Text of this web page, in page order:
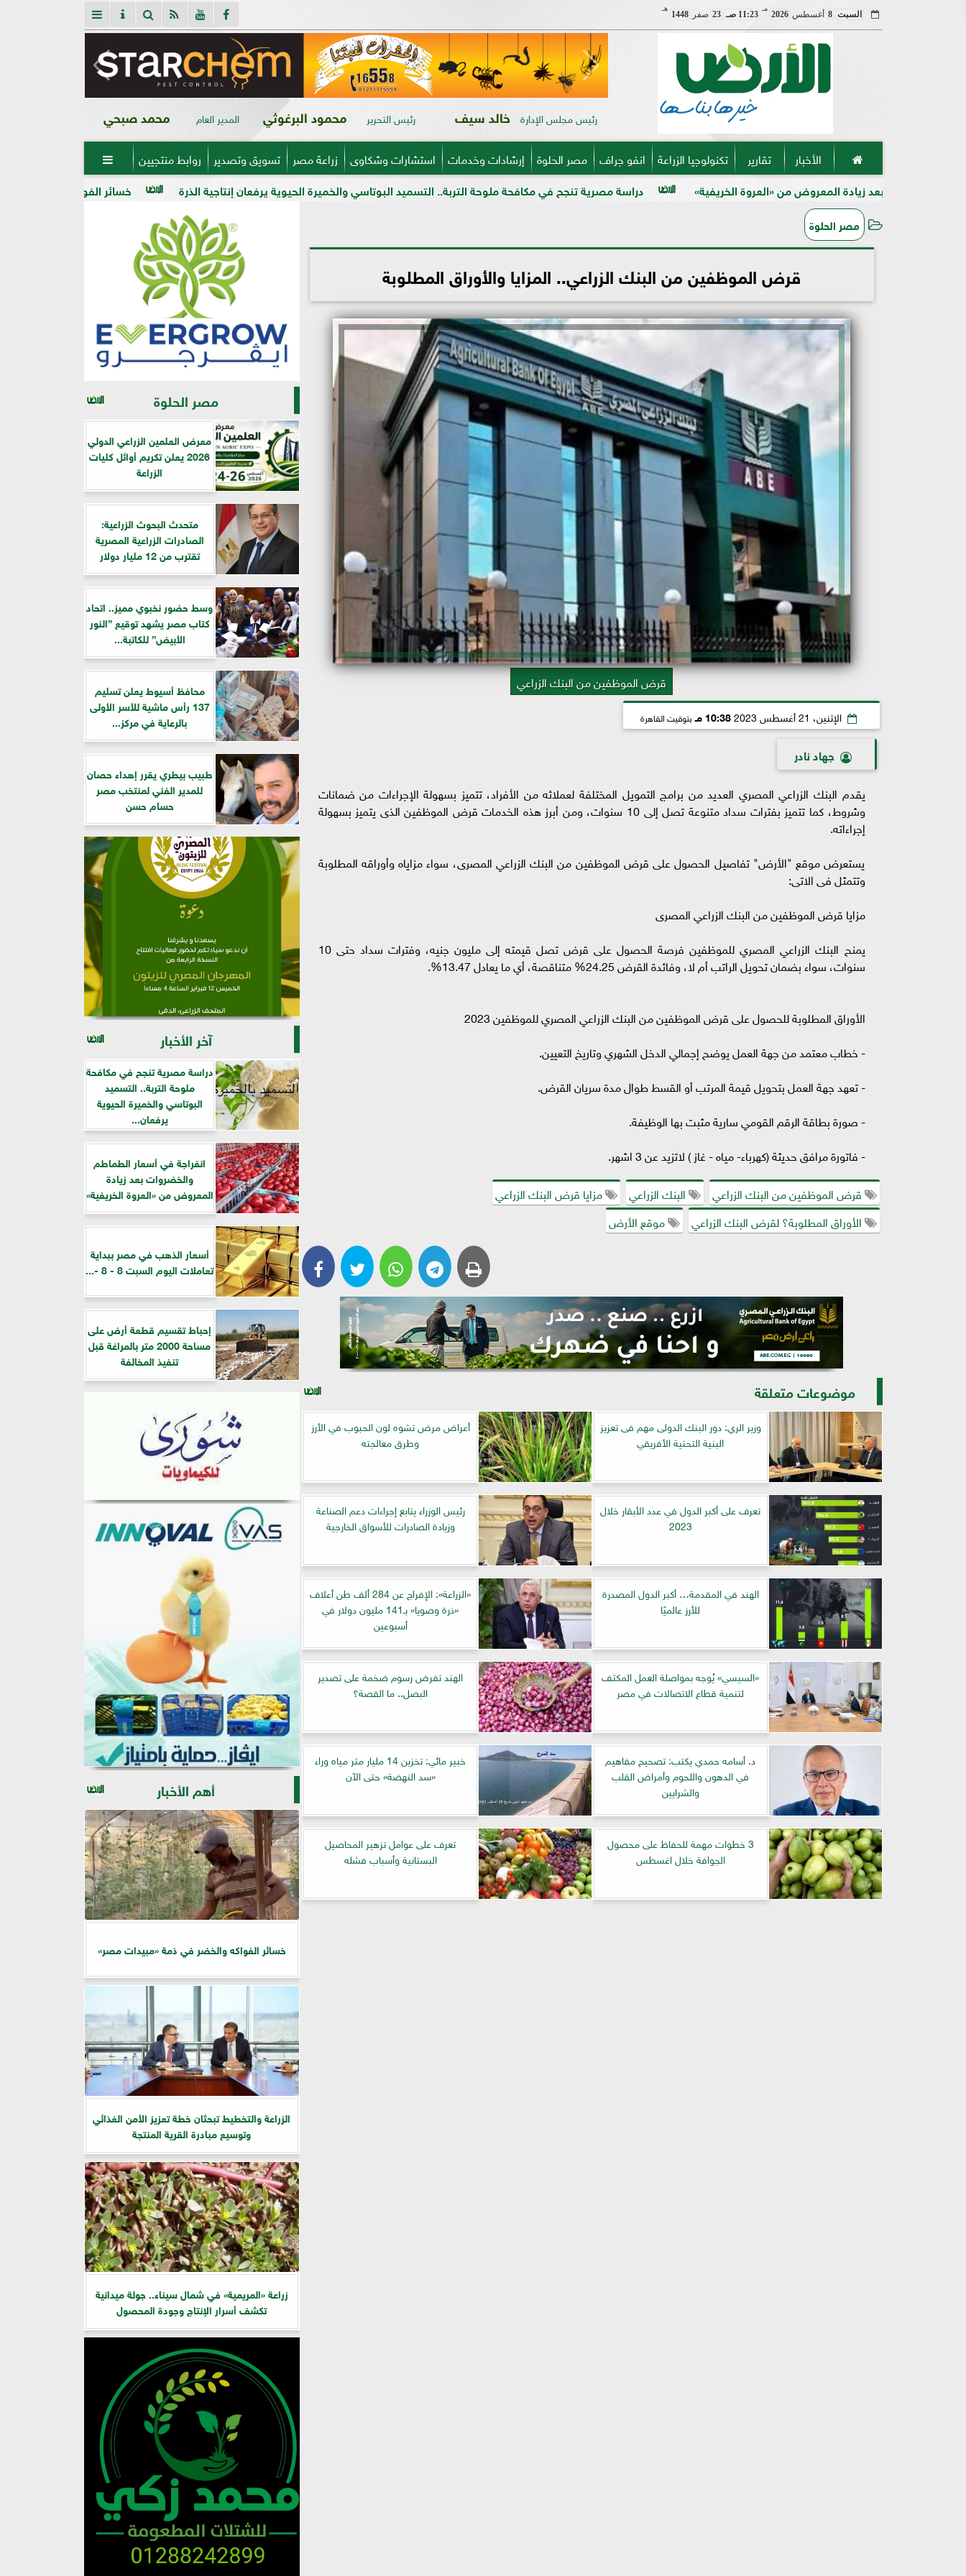
السبت 8 أغسطس2026
مـ
11:23 صـ 23 صفر1448
هـ
رئيس مجلس الإدارة خالد سيف رئيس التحرير محمود البرغوثي المدير العام محمد صبحي
الأخبار تقارير تكنولوجيا الزراعة انفو جراف مصر الحلوة إرشادات وخدمات استشارات وشكاوى زراعة مصر تسويق وتصدير روابط منتجيين 
خسائر الفواكه والخضر في ذمة «مبيدات مصر» دراسة مصرية تنجح في مكافحة ملوحة التربة.. التسميد البوتاسي والخميرة الحيوية يرفعان إنتاجية الذرة زيادة المعروض من «العروة الخريفية»
مصر الحلوة
قرض الموظفين من البنك الزراعي.. المزايا والأوراق المطلوبة
قرض الموظفين من البنك الزراعي
الإثنين، 21 أغسطس 2023 10:38 مـ بتوقيت القاهرة
جهاد نادر
يقدم البنك الزراعي المصري العديد من برامج التمويل المختلفة لعملائه من الأفراد، تتميز بسهولة الإجراءات من ضمانات
وشروط، كما تتميز بفترات سداد متنوعة تصل إلى 10 سنوات، ومن أبرز هذه الخدمات قرض الموظفين الذى يتميز بسهولة
إجراءاته.
يستعرض موقع "الأرض" تفاصيل الحصول على قرض الموظفين من البنك الزراعي المصرى، سواء مزاياه وأوراقه المطلوبة
وتتمثل فى الاتى:
مزايا قرض الموظفين من البنك الزراعي المصرى
يمنح البنك الزراعي المصري للموظفين فرصة الحصول على قرض تصل قيمته إلى مليون جنيه، وفترات سداد حتى 10
سنوات، سواء بضمان تحويل الراتب أم لا، وفائدة القرض 24.25% متناقصة، أي ما يعادل 13.47%.
الأوراق المطلوبة للحصول على قرض الموظفين من البنك الزراعي المصري للموظفين 2023
- خطاب معتمد من جهة العمل يوضح إجمالي الدخل الشهري وتاريخ التعيين.
- تعهد جهة العمل بتحويل قيمة المرتب أو القسط طوال مدة سريان القرض.
- صورة بطاقة الرقم القومي سارية مثبت بها الوظيفة.
- فاتورة مرافق حديثة (كهرباء- مياه - غاز ) لاتزيد عن 3 اشهر.
قرض الموظفين من البنك الزراعي
البنك الزراعي
مزايا قرض البنك الزراعي
الأوراق المطلوبة؟ لقرض البنك الزراعي
موقع الأرض
موضوعات متعلقة
وزير الري: دور البنك الدولى مهم فى تعزيز
البنية التحتية الأفريقي
أعراض مرض تشوه لون الحبوب في الأرز
وطرق معالجته
تعرف على أكبر الدول في عدد الأبقار خلال
2023
رئيس الوزراء يتابع إجراءات دعم الصناعة
وزيادة الصادرات للأسواق الخارجية
الهند في المقدمة… أكبر الدول المصدرة
للأرز عالميًا
«الزراعة»: الإفراج عن 284 ألف طن أعلاف
«ذرة وصويا» بـ141 مليون دولار في
أسبوعين
«السيسي» يُوجه بمواصلة العمل المكثف
لتنمية قطاع الاتصالات في مصر
الهند تفرض رسوم ضخمة على تصدير
البصل.. ما القصة؟
د. أسامه حمدي يكتب: تصحيح مفاهيم
في الدهون واللحوم وأمراض القلب
والشرايين
خبير مائي: تخزين 14 مليار متر مياه وراء
«سد النهضة» حتى الآن
3 خطوات مهمة للحفاظ على محصول
الجوافة خلال اغسطس
تعرف على عوامل تزهير المحاصيل
البستانية وأسباب فشله
مصر الحلوة
معرض العلمين الزراعي الدولي
2026 يعلن تكريم أوائل كليات
الزراعة
متحدث البحوث الزراعية:
الصادرات الزراعية المصرية
تقترب من 12 مليار دولار
وسط حضور نخبوي مميز.. اتحاد
كتاب مصر يشهد توقيع ”النور
الأبيض” للكاتبة...
محافظ أسيوط يعلن تسليم
137 رأس ماشية للأسر الأولى
بالرعاية في مركز...
طبيب بيطري يقرر إهداء حصان
للمدير الفني لمنتخب مصر
حسام حسن
آخر الأخبار
دراسة مصرية تنجح في مكافحة
ملوحة التربة.. التسميد
البوتاسي والخميرة الحيوية
يرفعان...
انفراجة في أسعار الطماطم
والخضروات بعد زيادة
المعروض من «العروة الخريفية»
أسعار الذهب في مصر ببداية
تعاملات اليوم السبت 8 - 8 -...
إحباط تقسيم قطعة أرض على
مساحة 2000 متر بالمراغة قبل
تنفيذ المخالفة
أهم الأخبار
خسائر الفواكه والخضر في ذمة «مبيدات مصر»
الزراعة والتخطيط تبحثان خطة تعزيز الأمن الغذائي
وتوسيع مبادرة القرية المنتجة
زراعة «المريمية» في شمال سيناء.. جولة ميدانية
تكشف أسرار الإنتاج وجودة المحصول